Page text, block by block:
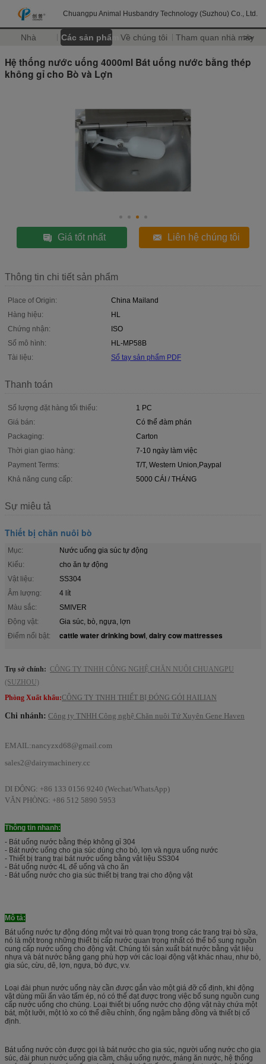
Chuangpu Animal Husbandry Technology (Suzhou) Co., Ltd.
Nhà Các sản phẩm Về chúng tôi Tham quan nhà máy
>>
Hệ thống nước uống 4000ml Bát uống nước bằng thép
không gỉ cho Bò và Lợn
Giá tốt nhất Liên hệ chúng tôi
Thông tin chi tiết sản phẩm
Place of Origin:
China Mailand
Hàng hiệu:
HL
Chứng nhận:
ISO
Số mô hình:
HL-MP58B
Tài liệu:
Sổ tay sản phẩm PDF
Thanh toán
Số lượng đặt hàng tối thiểu:
1 PC
Giá bán:
Có thể đàm phán
Packaging:
Carton
Thời gian giao hàng:
7-10 ngày làm việc
Payment Terms:
T/T, Western Union,Paypal
Khả năng cung cấp:
5000 CÁI / THÁNG
Sự miêu tả
Thiết bị chăn nuôi bò
Mục:
Nước uống gia súc tự động
Kiểu:
cho ăn tự động
Vật liệu:
SS304
Âm lượng:
4 lít
Màu sắc:
SMIVER
Động vật:
Gia súc, bò, ngựa, lợn
Điểm nổi bật:
cattle water drinking bowl, dairy cow mattresses
Trụ sở chính: CÔNG TY TNHH CÔNG NGHỆ CHĂN NUÔI CHUANGPU
(SUZHOU)
Phòng Xuất khẩu:CÔNG TY TNHH THIẾT BỊ ĐÓNG GÓI HAILIAN
Chi nhánh: Công ty TNHH Công nghệ Chăn nuôi Tứ Xuyên Gene Haven
EMAIL: nancyzxd68@gmail.com
sales2@dairymachinery.cc
DI ĐỘNG: +86 133 0156 9240 (Wechat/WhatsApp)
VĂN PHÒNG: +86 512 5890 5953
Thông tin nhanh:
- Bát uống nước bằng thép không gỉ 304
- Bát nước uống cho gia súc dùng cho bò, lợn và ngựa uống nước
- Thiết bị trang trại bát nước uống bằng vật liệu SS304
- Bát uống nước 4L để uống và cho ăn
- Bát uống nước cho gia súc thiết bị trang trại cho động vật
Mô tả:
Bát uống nước tự động đóng một vai trò quan trọng trong các trang trại bò sữa,
nó là một trong những thiết bị cấp nước quan trọng nhất có thể bổ sung nguồn
cung cấp nước uống cho động vật. Chúng tôi sản xuất bát nước bằng vật liệu
nhựa và bát nước bằng gang phù hợp với các loại động vật khác nhau, như bò,
gia súc, cừu, dê, lợn, ngựa, bò đực, v.v.
Loại đài phun nước uống này cần được gắn vào một giá đỡ cố định, khi động
vật dùng mũi ấn vào tấm ép, nó có thể đạt được trong việc bổ sung nguồn cung
cấp nước uống cho chúng. Loại thiết bị uống nước cho động vật này chứa một
bát, một lưỡi, một lò xo có thể điều chỉnh, ống ngậm bằng đồng và thiết bị cố
định.
Bát uống nước còn được gọi là bát nước cho gia súc, người uống nước cho gia
súc, đài phun nước uống gia cầm, chậu uống nước, máng ăn nước, hệ thống